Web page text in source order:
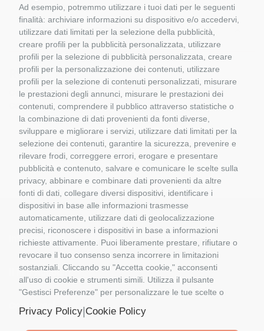
Ad esempio, potremmo utilizzare i tuoi dati per le seguenti
finalità: archiviare informazioni su dispositivo e/o accedervi,
utilizzare dati limitati per la selezione della pubblicità,
creare profili per la pubblicità personalizzata, utilizzare
profili per la selezione di pubblicità personalizzata, creare
profili per la personalizzazione dei contenuti, utilizzare
profili per la selezione di contenuti personalizzati, misurare
le prestazioni degli annunci, misurare le prestazioni dei
contenuti, comprendere il pubblico attraverso statistiche o
la combinazione di dati provenienti da fonti diverse,
sviluppare e migliorare i servizi, utilizzare dati limitati per la
selezione dei contenuti, garantire la sicurezza, prevenire e
rilevare frodi, correggere errori, erogare e presentare
pubblicità e contenuto, salvare e comunicare le scelte sulla
privacy, abbinare e combinare dati provenienti da altre
fonti di dati, collegare diversi dispositivi, identificare i
dispositivi in base alle informazioni trasmesse
automaticamente, utilizzare dati di geolocalizzazione
precisi, riconoscere i dispositivi in base a informazioni
richieste attivamente. Puoi liberamente prestare, rifiutare o
revocare il tuo consenso senza incorrere in limitazioni
sostanziali. Cliccando su "Accetta cookie," acconsenti
all'uso di cookie e strumenti simili. Utilizza il pulsante
"Gestisci Preferenze" per personalizzare le tue scelte o
strettamente necessari. Puoi modificare le tue preferenze
in qualsiasi momento cliccando sul link "Preferenze
Privacy Policy Cookie Policy
Dettagli del prodotto
Renault 715
Codice:REP 121
Categoria:
Informazioni
Il Mio Account
Contattaci